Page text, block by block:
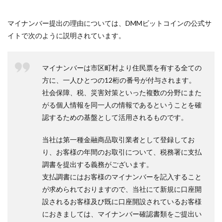
マイナンバー提出の理由については、DMMビットコインの公式サ
イトで次のように説明されています。
マイナンバーは市区町村より住民票を有する全ての
方に、一人ひとつの12桁の番号が付与されます。
社会保障、税、災害対策といった複数の分野にまた
がる個人情報を同一人の情報であるということを確
認するための基盤として活用されるものです。
当社は第一種金融商品取引業者として登録してお
り、お客様の年間のお取引について、税務署に支払
調書を提出する義務がございます。
支払調書にはお客様のマイナンバーを記入すること
が求められておりますので、当社にて新規に口座開
設されるお客様及び既に口座開設されているお客様
におきましては、マイナンバー確認書類をご提出い